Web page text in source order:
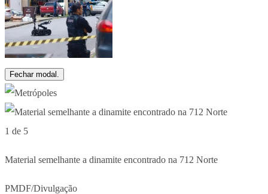
Fechar modal.
1 de 5
Material semelhante a dinamite encontrado na 712 Norte
PMDF/Divulgação